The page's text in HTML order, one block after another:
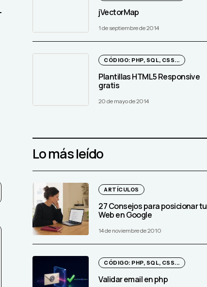
jVectorMap
1 de septiembre de 2014
CÓDIGO: PHP, SQL, CSS...
Plantillas HTML5 Responsive
gratis
20 de mayo de 2014
Lo más leído
ARTÍCULOS
27 Consejos para posicionar tu
Web en Google
14 de noviembre de 2010
CÓDIGO: PHP, SQL, CSS...
Validar email en php